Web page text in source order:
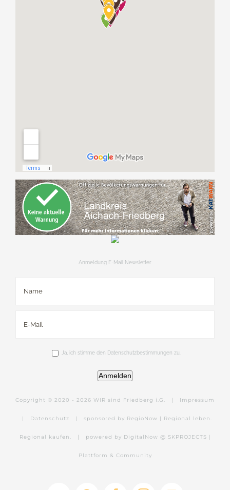
Anmeldung E-Mail Newsletter
Ja, ich stimme den Datenschutzbestimmungen zu.
Anmelden
Copyright © 2020 - 2026 WIR sind Friedberg i.G. | Impressum
| Datenschutz | sponsored by RegioNow | Regional leben.
Regional kaufen. | powered by DigitalNow @ SKPROJECTS |
Plattform & Community